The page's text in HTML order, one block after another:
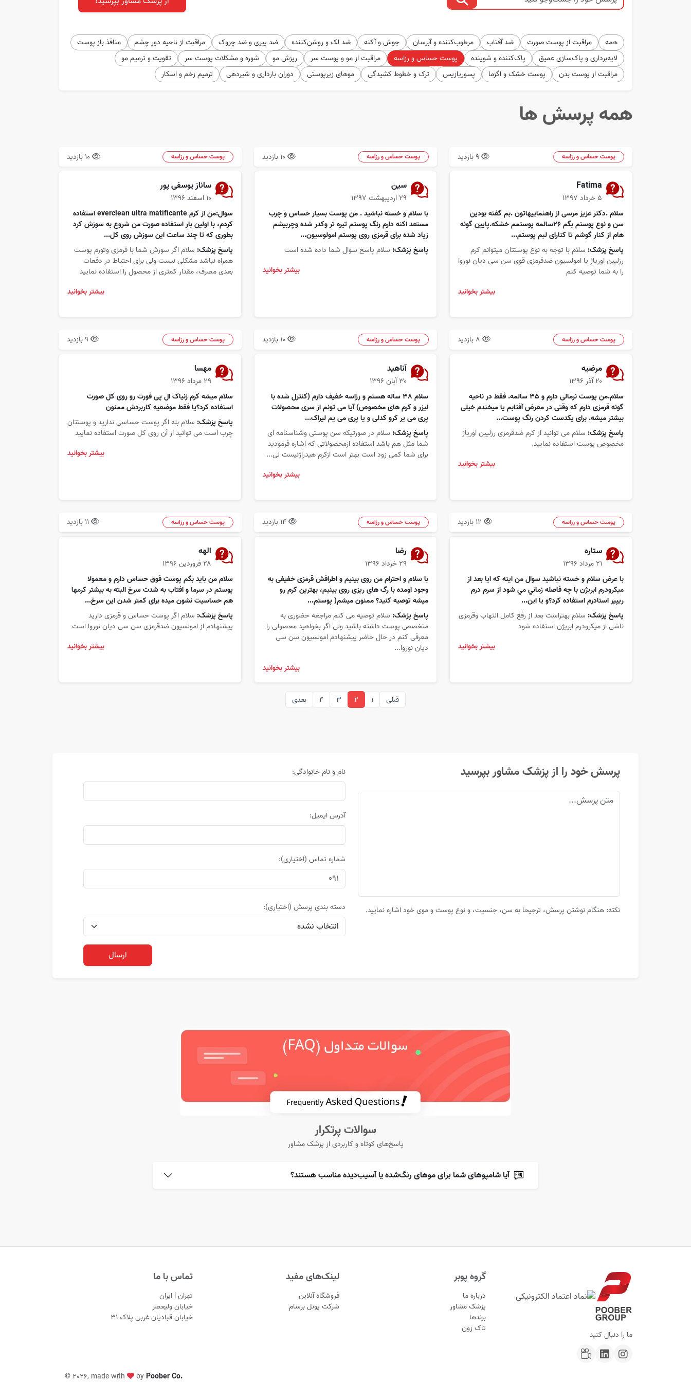
همه مراقبت از پوست صورت ضد آفتاب مرطوب‌کننده و آبرسان جوش و آکنه ضد لک و روشن‌کننده ضد پیری و ضد چروک مراقبت از ناحیه دور چشم
منافذ باز پوست
لایه‌برداری و پاک‌سازی عمیق
پاک‌کننده و شوینده پوست حساس و رزاسه مراقبت از مو و پوست سر ریزش مو شوره و مشکلات پوست سر
تقویت و ترمیم مو
مراقبت از پوست بدن
پوست خشک و اگزما پسوریازیس ترک و خطوط کشیدگی موهای زیرپوستی دوران بارداری و شیردهی ترمیم زخم و اسکار
همه پرسش ها
پوست حساس و رزاسه
Fatima
۵ خرداد ۱۳۹۷
سلام .دکتر عزیز مرسی از راهنماییهاتون .بم گفته بودین
سن و نوع پوستم بگم 26سالمه پوستمم خشکه.پایین گونه
هام از کنار گوشم تا کنارای لبم پوستم...
پاسخ پزشک: سلام با توجه به نوع پوستتان میتوانم کرم
رزلیین اوریاژ یا امولسیون ضدقرمزی قوی سن سی دیان نوروا
را به شما توصیه کنم
بیشتر بخوانید
پوست حساس و رزاسه
سین
۲۹ اردیبهشت ۱۳۹۷
با سلام و خسته نباشید . من پوست بسیار حساس و چرب
مستعد اکنه دارم رنگ پوستم تیره تر وکدر شده وچربیشم
زیاد شده برای قرمزی روی پوستم امولوسیون...
پاسخ پزشک: سلام پاسخ سوال شما داده شده است
بیشتر بخوانید
پوست حساس و رزاسه
ساناز یوسفی پور
۱۰ اسفند ۱۳۹۶
سوال:من از کرم everclean ultra matificante استفاده
کردم، با اولین بار استفاده صورت من شروع به سوزش کرد
بطوری که تا چند ساعت این سوزش روی کل...
پاسخ پزشک: سلام اگر سوزش شما با قرمزی وتورم پوست
همراه نباشد مشکلی نیست ولی برای احتیاط در دفعات
بعدی مصرف، مقدار کمتری از محصول را استفاده نمایید
بیشتر بخوانید
پوست حساس و رزاسه
مرضیه
۲۰ آذر ۱۳۹۶
سلام.من پوست نرمالی دارم و 35 سالمه. فقط در ناحیه
گونه قرمزی دارم که وقتی در معرض آفتابم یا میخندم خیلی
بیشتر میشه. برای یکدست کردن رنگ پوست...
پاسخ پزشک: سلام می توانید از کرم ضدقرمزی رزلیین اوریاژ
مخصوص پوست استفاده نمایید.
بیشتر بخوانید
پوست حساس و رزاسه
آناهید
۳۰ آبان ۱۳۹۶
سلام 38 ساله هستم و رزاسه خفیف دارم (کنترل شده با
لیزر و کرم های مخصوص) آیا می تونم از سری محصولات
پری می یر کرو کدلی و یا پری می یم لیراک...
پاسخ پزشک: سلام در صورتیکه سن پوستی وشناسنامه ای
شما مثل هم باشد استفاده ازمحصولاتی که اشاره فرمودید
برای شما کمی زود است بهتر است ازکرم هیدراژنیست لی...
بیشتر بخوانید
پوست حساس و رزاسه
مهسا
۲۹ مرداد ۱۳۹۶
سلام میشه کرم زنیاک ال پی فورت رو روی کل صورت
استفاده کرد؟یا فقط موضعیه کاربردش ممنون
پاسخ پزشک: سلام بله اگر پوست حساسی ندارید و پوستتان
چرب است می توانید از آن روی کل صورت استفاده نمایید
بیشتر بخوانید
پوست حساس و رزاسه
ستاره
۲۱ مرداد ۱۳۹۶
با عرض سلام و خسته نباشيد سوال من اينه كه ايا بعد از
ميكرودرم ابريژن با چه فاصله زماني مي شود از سرم درم
ريپير استادرم استفاده كرد؟و يا اين...
پاسخ پزشک: سلام بهتراست بعد از رفع کامل التهاب وقرمزی
ناشی از میکرودرم ابریژن استفاده شود
بیشتر بخوانید
پوست حساس و رزاسه
رضا
۲۹ خرداد ۱۳۹۶
با سلام و احترام من روی بینیم و اطرافش قرمزی خفیفی به
وجود اومده با رگ های ریزی روی بینیم، بهترین کرم رو
میشه توصیه کنید؟ ممنون میشم( پوستم...
پاسخ پزشک: سلام توصیه می کنم مراجعه حضوری به
متخصص پوست داشته باشید ولی اگر بخواهید محصولی را
معرفی کنم در حال حاضر پیشنهادم امولسیون سن سی
دیان نوروا...
بیشتر بخوانید
پوست حساس و رزاسه
الهه
۲۸ فروردین ۱۳۹۶
سلام من باید بگم پوست فوق حساس دارم و معمولا
پوستم در سرما و افتاب به شدت سرخ البته به بیشتر کرمها
هم حساسیت نشون میده برای کمتر شدن این سرخ...
پاسخ پزشک: سلام اگر پوست حساس و قرمزی دارید
پیشنهادم از امولسیون ضدقرمزی سن سی دیان نوروا است
بیشتر بخوانید
قبلی 1
2
3
4 بعدی
پرسش خود را از پزشک مشاور بپرسید
نکته: هنگام نوشتن پرسش، ترجیحا به سن، جنسیت، و نوع پوست و موی خود اشاره نمایید.
نام و نام خانوادگی:
آدرس ایمیل:
شماره تماس (اختیاری):
دسته بندی پرسش (اختیاری):
ارسال
سوالات پرتکرار
پاسخ‌های کوتاه و کاربردی از پزشک مشاور
آیا شامپوهای شما برای موهای رنگ‌شده یا آسیب‌دیده مناسب هستند؟
ما را دنبال کنید
گروه پوبر
درباره ما
پزشک مشاور
برندها
تاک زون
لینک‌های مفید
فروشگاه آنلاین
شرکت پونل برسام
تماس با ما
تهران | ایران
خیابان ولیعصر
خیابان قبادیان غربی پلاک ۳۱
© 2026, made with byPoober Co.